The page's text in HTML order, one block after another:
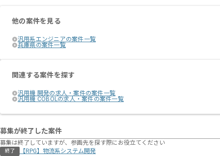
他の案件を見る
汎用系エンジニアの案件一覧
兵庫県の案件一覧
関連する案件を探す
汎用機 開発の求人・案件の案件一覧
汎用機 COBOLの求人・案件の案件一覧
募集が終了した案件
募集は終了していますが、参画先を探す際にお役立てください
終了 【RPG】物流系システム開発